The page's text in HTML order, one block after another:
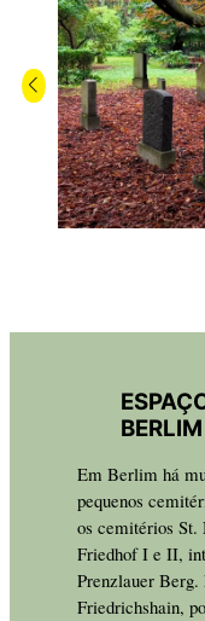
BERLIM
Em Berlim há
pequenos
os cemitérios
Friedhof I e II,
Prenzlauer
Friedrichshain,